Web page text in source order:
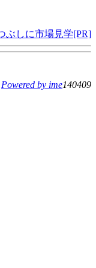
ぶしに市場見学[PR]
Powered by ime140409